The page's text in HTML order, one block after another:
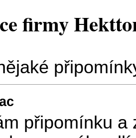
firmy
připomínku